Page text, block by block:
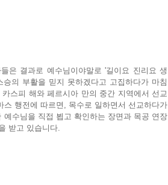
은 결과로 예수님이야말로 '길이요 진리요 생
의 부활을 믿지 못하겠다고 고집하다가 마침
스피 해와 페르시아 만의 중간 지역에서 선교
행전에 따르면, 목수로 일하면서 선교하다가
수님을 직접 뵙고 확인하는 장면과 목공 연장
받고 있습니다.